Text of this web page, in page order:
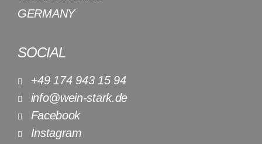
GERMANY
SOCIAL
+49 174 943 15 94
info@wein-stark.de
Facebook
Instagram